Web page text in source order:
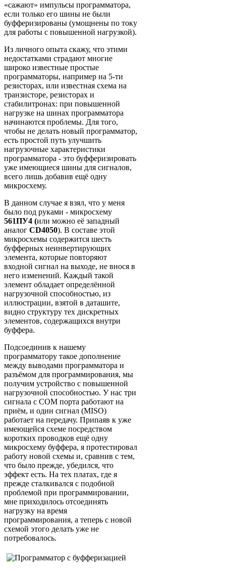
«сажают» импульсы программатора,
если только его шины не были
буфферизированы (умощнены по току
для работы с повышенной нагрузкой).
Из личного опыта скажу, что этими
недостатками страдают многие
широко известные простые
программаторы, например на 5-ти
резисторах, или известная схема на
транзисторе, резисторах и
стабилитронах: при повышенной
нагрузке на шинах программатора
начинаются проблемы. Для того,
чтобы не делать новый программатор,
есть простой путь улучшить
нагрузочные характеристики
программатора - это буфферизировать
уже имеющиеся шины для сигналов,
всего лишь добавив ещё одну
микросхему.
В данном случае я взял, что у меня
было под руками - микросхему
561ПУ4 (или можно её западный
аналог CD4050). В составе этой
микросхемы содержится шесть
буфферных неинвертирующих
элемента, которые повторяют
входной сигнал на выходе, не внося в
него изменений. Каждый такой
элемент обладает определённой
нагрузочной способностью, из
иллюстрации, взятой в даташите,
видно структуру тех дискретных
элементов, содержащихся внутри
буффера.
Подсоединив к нашему
программатору такое дополнение
между выводами программатора и
разъёмом для программирования, мы
получим устройство с повышенной
нагрузочной способностью. У нас три
сигнала с СОМ порта работают на
приём, и один сигнал (MISO)
работает на передачу. Припаяв к уже
имеющейся схеме посредством
коротких проводков ещё одну
микросхему буффера, я протестировал
работу новой схемы и, сравнив с тем,
что было прежде, убедился, что
эффект есть. На тех платах, где я
прежде сталкивался с подобной
проблемой при программировании,
мне приходилось отсоединять
нагрузку на время
программирования, а теперь с новой
схемой этого делать уже не
потребовалось.